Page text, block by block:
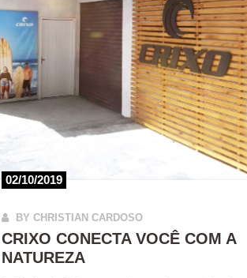
02/10/2019
BY CHRISTIAN CARDOSO
CRIXO CONECTA VOCÊ COM A
NATUREZA